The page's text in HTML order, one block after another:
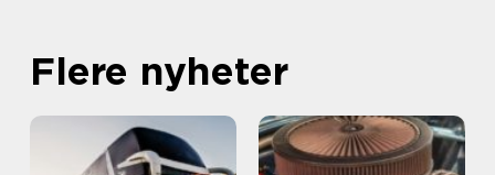
Flere nyheter